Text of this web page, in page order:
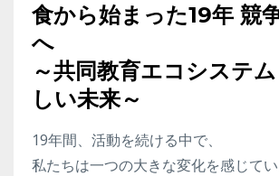
食から始まった19年 競
へ
～共同教育エコシステ
しい未来～
19年間、活動を続ける中で、
私たちは一つの大きな変化を感じてい